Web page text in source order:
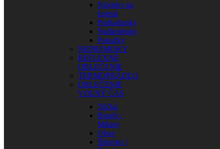
Návleky na
kolená
Podkolienky
Nadkolienky
Ponožky
NEPREMOKY
REFLEXNÉ
OBLEČENIE
TERMOPRÁDLO
OBLEČENIE
VOĽNÝ ČAS
Tričká
Bundy /
Mikiny
Obuv
Šiltovky /